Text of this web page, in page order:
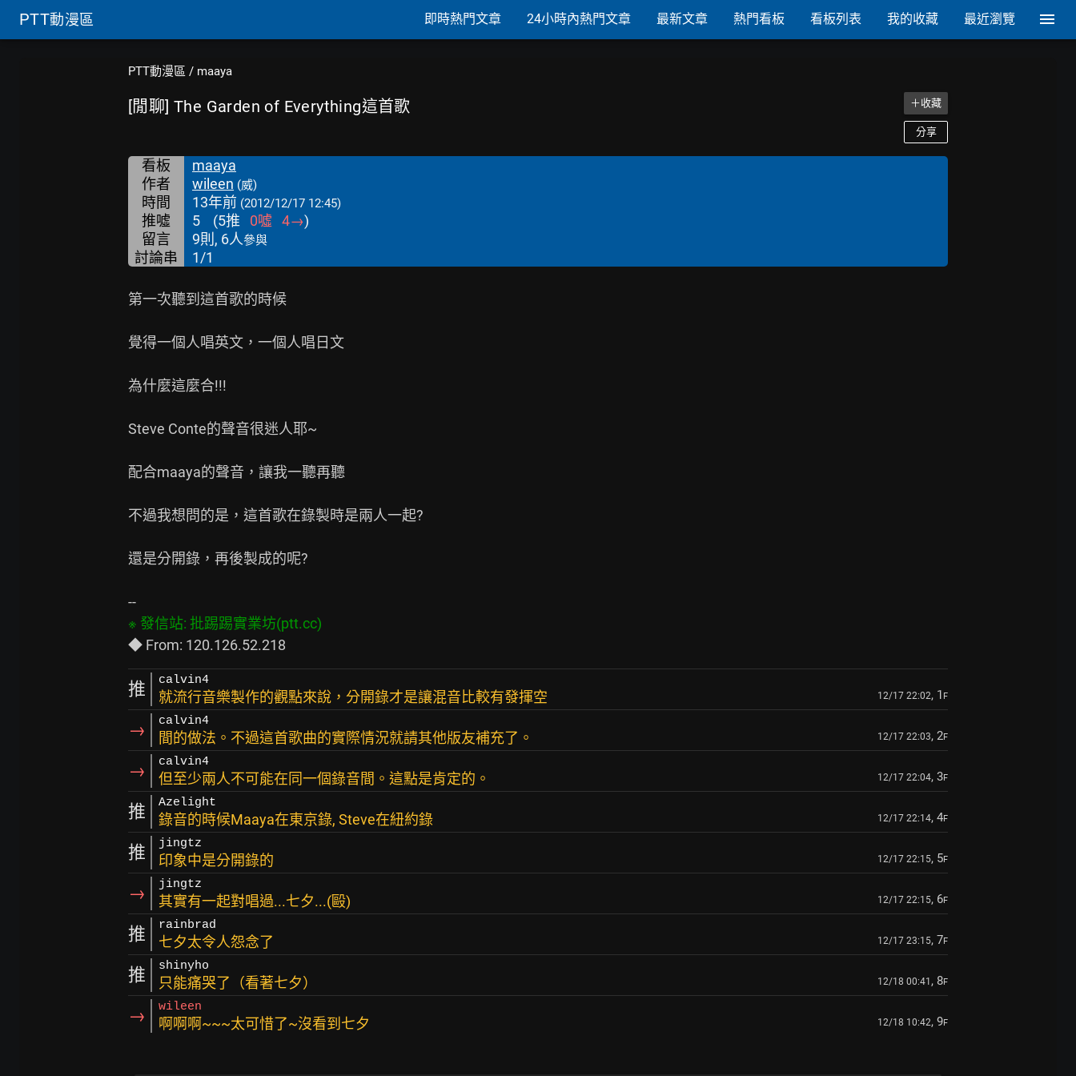
PTT動漫區 即時熱門文章 24小時內熱門文章 最新文章 熱門看板 看板列表 我的收藏 最近瀏覽
PTT動漫區 / maaya
[閒聊] The Garden of Everything這首歌 ＋收藏
分享
看板
maaya
作者
wileen (威)
時間 13年前 (2012/12/17 12:45)
推噓 5 (5推 0噓 4→)
留言
9則, 6人參與
討論串 1/1
第一次聽到這首歌的時候
覺得一個人唱英文，一個人唱日文
為什麼這麼合!!!
Steve Conte的聲音很迷人耶~
配合maaya的聲音，讓我一聽再聽
不過我想問的是，這首歌在錄製時是兩人一起?
還是分開錄，再後製成的呢?
推 calvin4
就流行音樂製作的觀點來說，分開錄才是讓混音比較有發揮空 12/17 22:02, 1 F
→ calvin4
間的做法。不過這首歌曲的實際情況就請其他版友補充了。 12/17 22:03, 2F
→ calvin4
但至少兩人不可能在同一個錄音間。這點是肯定的。 12/17 22:04, 3F
推 Azelight
錄音的時候Maaya在東京錄, Steve在紐約錄 12/17 22:14, 4F
推 jingtz
印象中是分開錄的 12/17 22:15, 5F
→ jingtz
其實有一起對唱過...七夕...(毆) 12/17 22:15, 6F
推 rainbrad
七夕太令人怨念了 12/17 23:15, 7F
推 shinyho
只能痛哭了（看著七夕） 12/18 00:41 , 8F
→ wileen
啊啊啊~~~太可惜了~沒看到七夕 12/18 10:42, 9F